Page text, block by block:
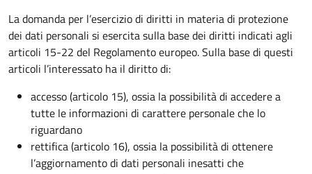
La domanda per l’esercizio di diritti in materia di protezione
dei dati personali si esercita sulla base dei diritti indicati agli
articoli 15-22 del Regolamento europeo. Sulla base di questi
articoli l’interessato ha il diritto di:
accesso (articolo 15), ossia la possibilità di accedere a
tutte le informazioni di carattere personale che lo
riguardano
rettifica (articolo 16), ossia la possibilità di ottenere
l’aggiornamento di dati personali inesatti che